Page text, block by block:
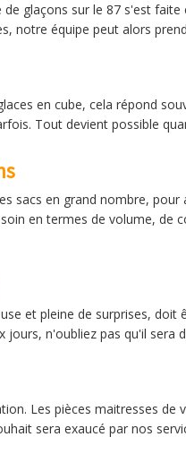
glaçons sur le 87 s'est
notre équipe peut alors
en cube, cela répond
Tout devient possible
sacs en grand nombre,
en termes de volume,
et pleine de surprises,
jours, n'oubliez pas qu'il
Les pièces maitresses
sera exaucé par nos